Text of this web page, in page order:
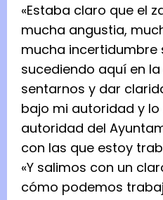
«Estaba claro que el
mucha angustia,
mucha incertidumbre
sucediendo aquí en
sentarnos y dar
bajo mi autoridad y
autoridad del
con las que estoy
«Y salimos con un
cómo podemos